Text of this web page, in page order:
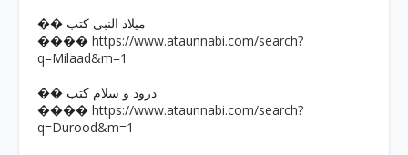
�� میلاد النبی کتب
���� https://www.ataunnabi.com/search?
q=Milaad&m=1
�� درود و سلام کتب
���� https://www.ataunnabi.com/search?
q=Durood&m=1